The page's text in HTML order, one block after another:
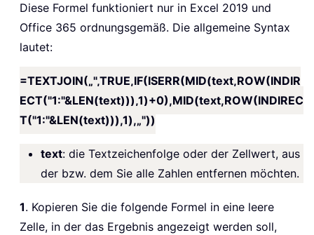
Diese Formel funktioniert nur in Excel 2019 und
Office 365 ordnungsgemäß. Die allgemeine Syntax
lautet:
=TEXTJOIN(„",TRUE,IF(ISERR(MID(text,ROW(INDIR
ECT("1:"&LEN(text))),1)+0),MID(text,ROW(INDIREC
T("1:"&LEN(text))),1),„"))
text: die Textzeichenfolge oder der Zellwert, aus
der bzw. dem Sie alle Zahlen entfernen möchten.
1. Kopieren Sie die folgende Formel in eine leere
Zelle, in der das Ergebnis angezeigt werden soll,